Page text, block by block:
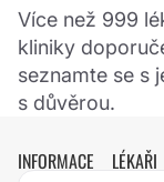
Více než 999
kliniky
seznamte se s
s důvěrou.
INFORMACE LÉKAŘI